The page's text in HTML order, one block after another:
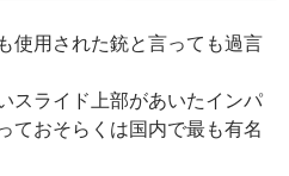
使用された銃と言っても過言
スライド上部があいたインパ
ておそらくは国内で最も有名